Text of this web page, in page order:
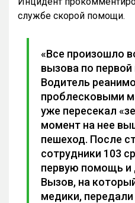
службе скорой помощи.
«Все произошло
вызова по первой
Водитель
проблесковыми
уже пересекал
момент на нее
пешеход. После
сотрудники 103
первую помощь и
Вызов, на
медики, передали